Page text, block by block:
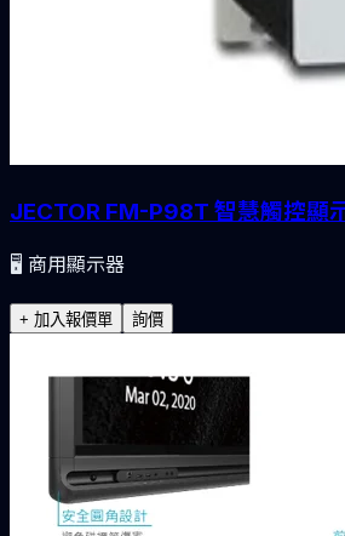
JECTOR FM-P98T 智慧觸控顯
🖥️ 商用顯示器
+ 加入報價單 詢價